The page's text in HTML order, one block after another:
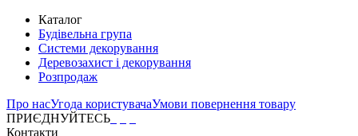
Каталог
Будівельна група
Системи декорування
Деревозахист і декорування
Розпродаж
Про насУгода користувачаУмови повернення товару
ПРИЄДНУЙТЕСЬ
Контакти